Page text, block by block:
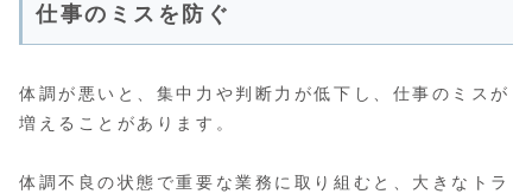
仕事のミスを防ぐ
体調が悪いと、集中力や判断力が低下し、仕事のミスが
増えることがあります。
体調不良の状態で重要な業務に取り組むと、大きなトラ